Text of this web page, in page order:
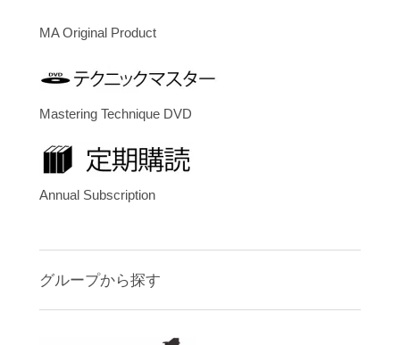
MA Original Product
Mastering Technique DVD
Annual Subscription
グループから探す